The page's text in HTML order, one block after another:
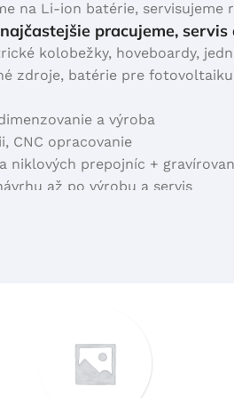
NÁRADIE
Ručné náradie/ záhradná
technika
na Li-ion batérie,
pracujeme, servis
kolobežky, hoveboardy,
zdroje, batérie pre
a výroba
CNC opracovanie
niklových prepojníc +
až po výrobu a servis
vaše požiadavky a
batériu nechali dlhšie
zariadení pre zdravie a